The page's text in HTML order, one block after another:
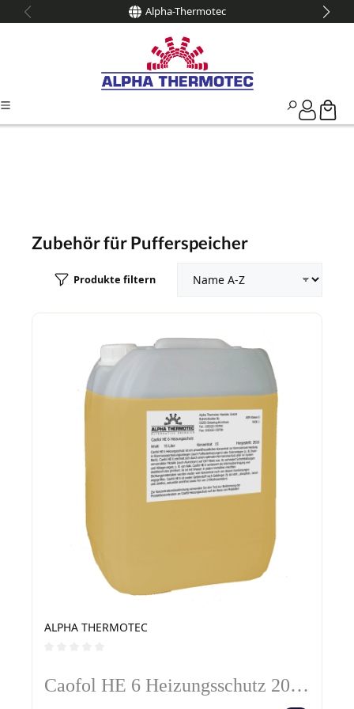
springen Alpha-Thermotec
Zubehör für Pufferspeicher
Produkte filtern
ALPHA THERMOTEC
Caofol HE 6 Heizungsschutz 20